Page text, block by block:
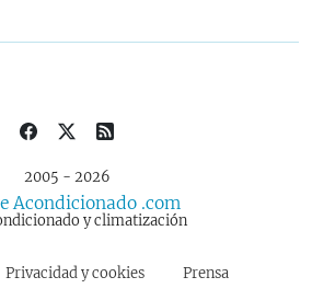
2005 - 2026
Acondicionado .com
y climatización
Privacidad y cookies Prensa